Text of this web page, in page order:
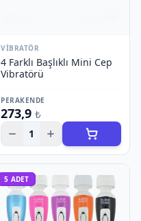
VIBRATÖR
4 Farklı Başlıklı Mini Cep
Vibratörü
PERAKENDE
273,9 ₺
1
5 ADET